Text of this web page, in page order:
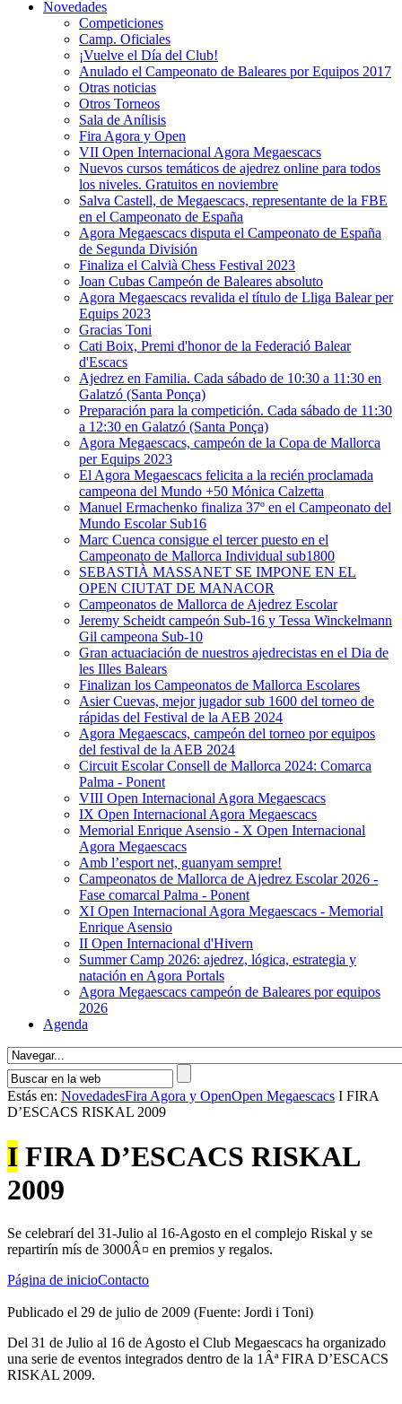
Novedades
Competiciones
Camp. Oficiales
¡Vuelve el Dí­a del Club!
Anulado el Campeonato de Baleares por Equipos 2017
Otras noticias
Otros Torneos
Sala de Anílisis
Fira Agora y Open
VII Open Internacional Agora Megaescacs
Nuevos cursos temáticos de ajedrez online para todos
los niveles. Gratuitos en noviembre
Salva Castell, de Megaescacs, representante de la FBE
en el Campeonato de España
Agora Megaescacs disputa el Campeonato de España
de Segunda División
Finaliza el Calvià Chess Festival 2023
Joan Cubas Campeón de Baleares absoluto
Agora Megaescacs revalida el título de Lliga Balear per
Equips 2023
Gracias Toni
Cati Boix, Premi d'honor de la Federació Balear
d'Escacs
Ajedrez en Familia. Cada sábado de 10:30 a 11:30 en
Galatzó (Santa Ponça)
Preparación para la competición. Cada sábado de 11:30
a 12:30 en Galatzó (Santa Ponça)
Agora Megaescacs, campeón de la Copa de Mallorca
per Equips 2023
El Agora Megaescacs felicita a la recién proclamada
campeona del Mundo +50 Mónica Calzetta
Manuel Ermachenko finaliza 37º en el Campeonato del
Mundo Escolar Sub16
Marc Cuenca consigue el tercer puesto en el
Campeonato de Mallorca Individual sub1800
SEBASTIÀ MASSANET SE IMPONE EN EL
OPEN CIUTAT DE MANACOR
Campeonatos de Mallorca de Ajedrez Escolar
Jeremy Scheidt campeón Sub-16 y Tessa Winckelmann
Gil campeona Sub-10
Gran actuaciación de nuestros ajedrecistas en el Dia de
les Illes Balears
Finalizan los Campeonatos de Mallorca Escolares
Asier Cuevas, mejor jugador sub 1600 del torneo de
rápidas del Festival de la AEB 2024
Agora Megaescacs, campeón del torneo por equipos
del festival de la AEB 2024
Circuit Escolar Consell de Mallorca 2024: Comarca
Palma - Ponent
VIII Open Internacional Agora Megaescacs
IX Open Internacional Agora Megaescacs
Memorial Enrique Asensio - X Open Internacional
Agora Megaescacs
Amb l’esport net, guanyam sempre!
Campeonatos de Mallorca de Ajedrez Escolar 2026 -
Fase comarcal Palma - Ponent
XI Open Internacional Agora Megaescacs - Memorial
Enrique Asensio
II Open Internacional d'Hivern
Summer Camp 2026: ajedrez, lógica, estrategia y
natación en Agora Portals
Agora Megaescacs campeón de Baleares por equipos
2026
Agenda
Estás en: NovedadesFira Agora y OpenOpen Megaescacs I FIRA
D’ESCACS RISKAL 2009
I FIRA D’ESCACS RISKAL
2009
Se celebrarí del 31-Julio al 16-Agosto en el complejo Riskal y se
repartirín mís de 3000Â¤ en premios y regalos.
Página de inicioContacto
Publicado el 29 de julio de 2009 (Fuente: Jordi i Toni)
Del 31 de Julio al 16 de Agosto el Club Megaescacs ha organizado
una serie de eventos integrados dentro de la 1Âª FIRA D’ESCACS
RISKAL 2009.